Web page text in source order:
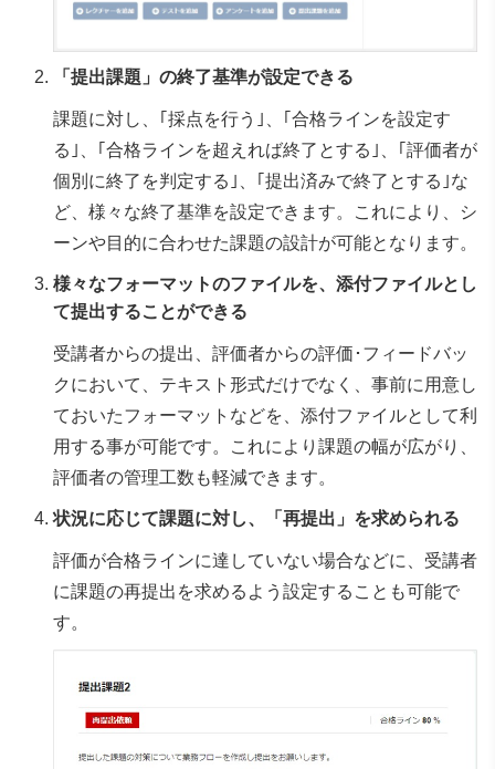
「提出課題」の終了基準が設定できる
課題に対し、｢採点を行う｣、｢合格ラインを設定す
る｣、｢合格ラインを超えれば終了とする｣、｢評価者が
個別に終了を判定する｣、｢提出済みで終了とする｣な
ど、様々な終了基準を設定できます。これにより、シ
ーンや目的に合わせた課題の設計が可能となります。
様々なフォーマットのファイルを、添付ファイルとし
て提出することができる
受講者からの提出、評価者からの評価･フィードバッ
クにおいて、テキスト形式だけでなく、事前に用意し
ておいたフォーマットなどを、添付ファイルとして利
用する事が可能です。これにより課題の幅が広がり、
評価者の管理工数も軽減できます。
状況に応じて課題に対し、「再提出」を求められる
評価が合格ラインに達していない場合などに、受講者
に課題の再提出を求めるよう設定することも可能で
す。